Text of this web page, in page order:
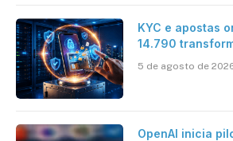
KYC e apostas
14.790
brasileiro
5 de agosto de
OpenAI inicia